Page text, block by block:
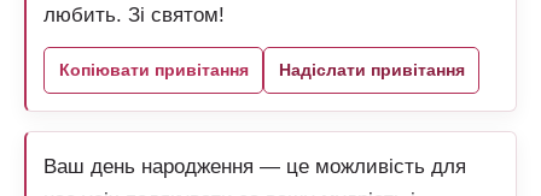
любить. Зі святом!
Копіювати привітання Надіслати привітання
Ваш день народження — це можливість для